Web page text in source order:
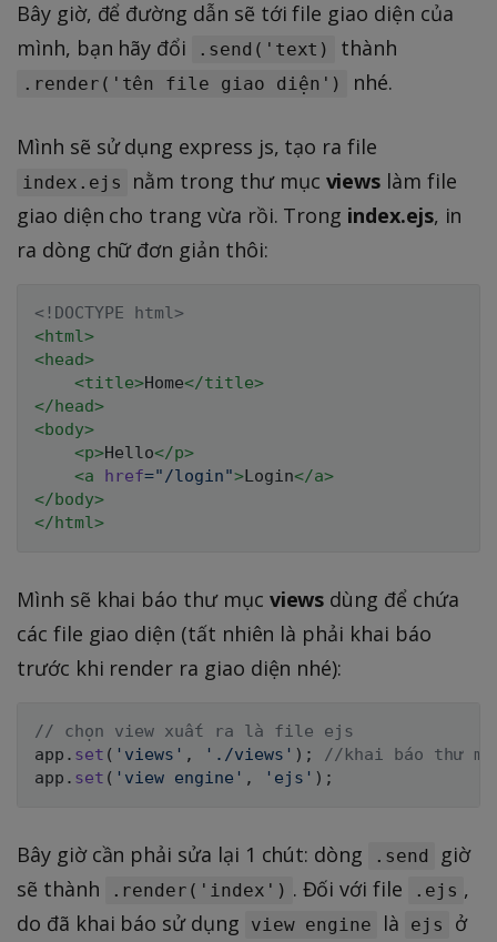
Bây giờ, để đường dẫn sẽ tới file giao diện của
mình, bạn hãy đổi
.send('text) thành
.render('tên file giao diện') nhé.
Mình sẽ sử dụng express js, tạo ra file
index.ejs nằm trong thư mục views làm file
giao diện cho trang vừa rồi. Trong index.ejs, in
ra dòng chữ đơn giản thôi:
<! DOCTYPE html>
<html>
<head>
<title>Home</title>
</ head>
<body>
<p>Hello</p>
<a href="/login">Login</a>
</body>
</ html>
Mình sẽ khai báo thư mục views dùng để chứa
các file giao diện (tất nhiên là phải khai báo
trước khi render ra giao diện nhé):
// chọn view xuất ra là file ejs
app . set ( 'views' , './views' ) ;
//khai báo thư
app . set ( 'view engine' , 'ejs' ) ;
Bây giờ cần phải sửa lại 1 chút: dòng .send
giờ
sẽ thành
.render('index') . Đối với file .ejs ,
do đã khai báo sử dụng
view engine là ejs
ở